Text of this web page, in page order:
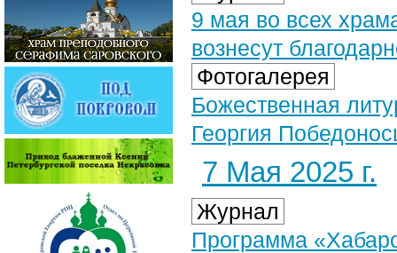
9 мая во всех
вознесут
Фотогалерея
Божественная
Георгия
7 Мая 2025 г.
Журнал
Программа